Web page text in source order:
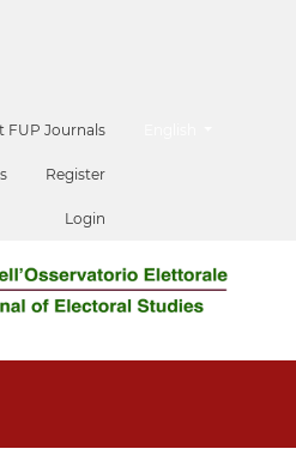
FUP Journals
Register
Login